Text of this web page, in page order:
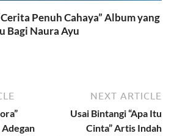
Penuh Cahaya” Album yang
Bagi Naura Ayu
Adegan
NEXT ARTICLE
Usai Bintangi “Apa Itu
Cinta” Artis Indah